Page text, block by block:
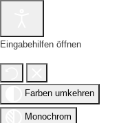
Eingabehilfen öffnen
Farben umkehren
Monochrom